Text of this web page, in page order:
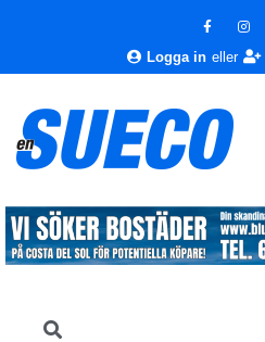
Logga in eller